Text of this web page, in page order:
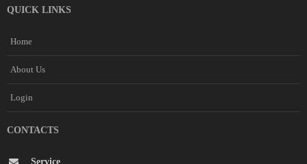
QUICK LINKS
Home
About Us
Login
CONTACTS
Service